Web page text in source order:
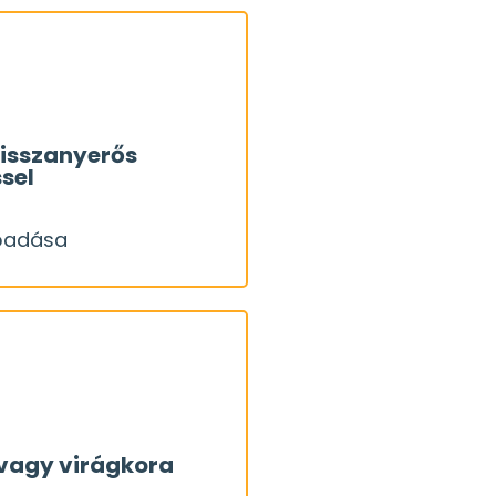
is. Részletesen
virágkora
fűtőberendezések
okozni.
odafigyelni!